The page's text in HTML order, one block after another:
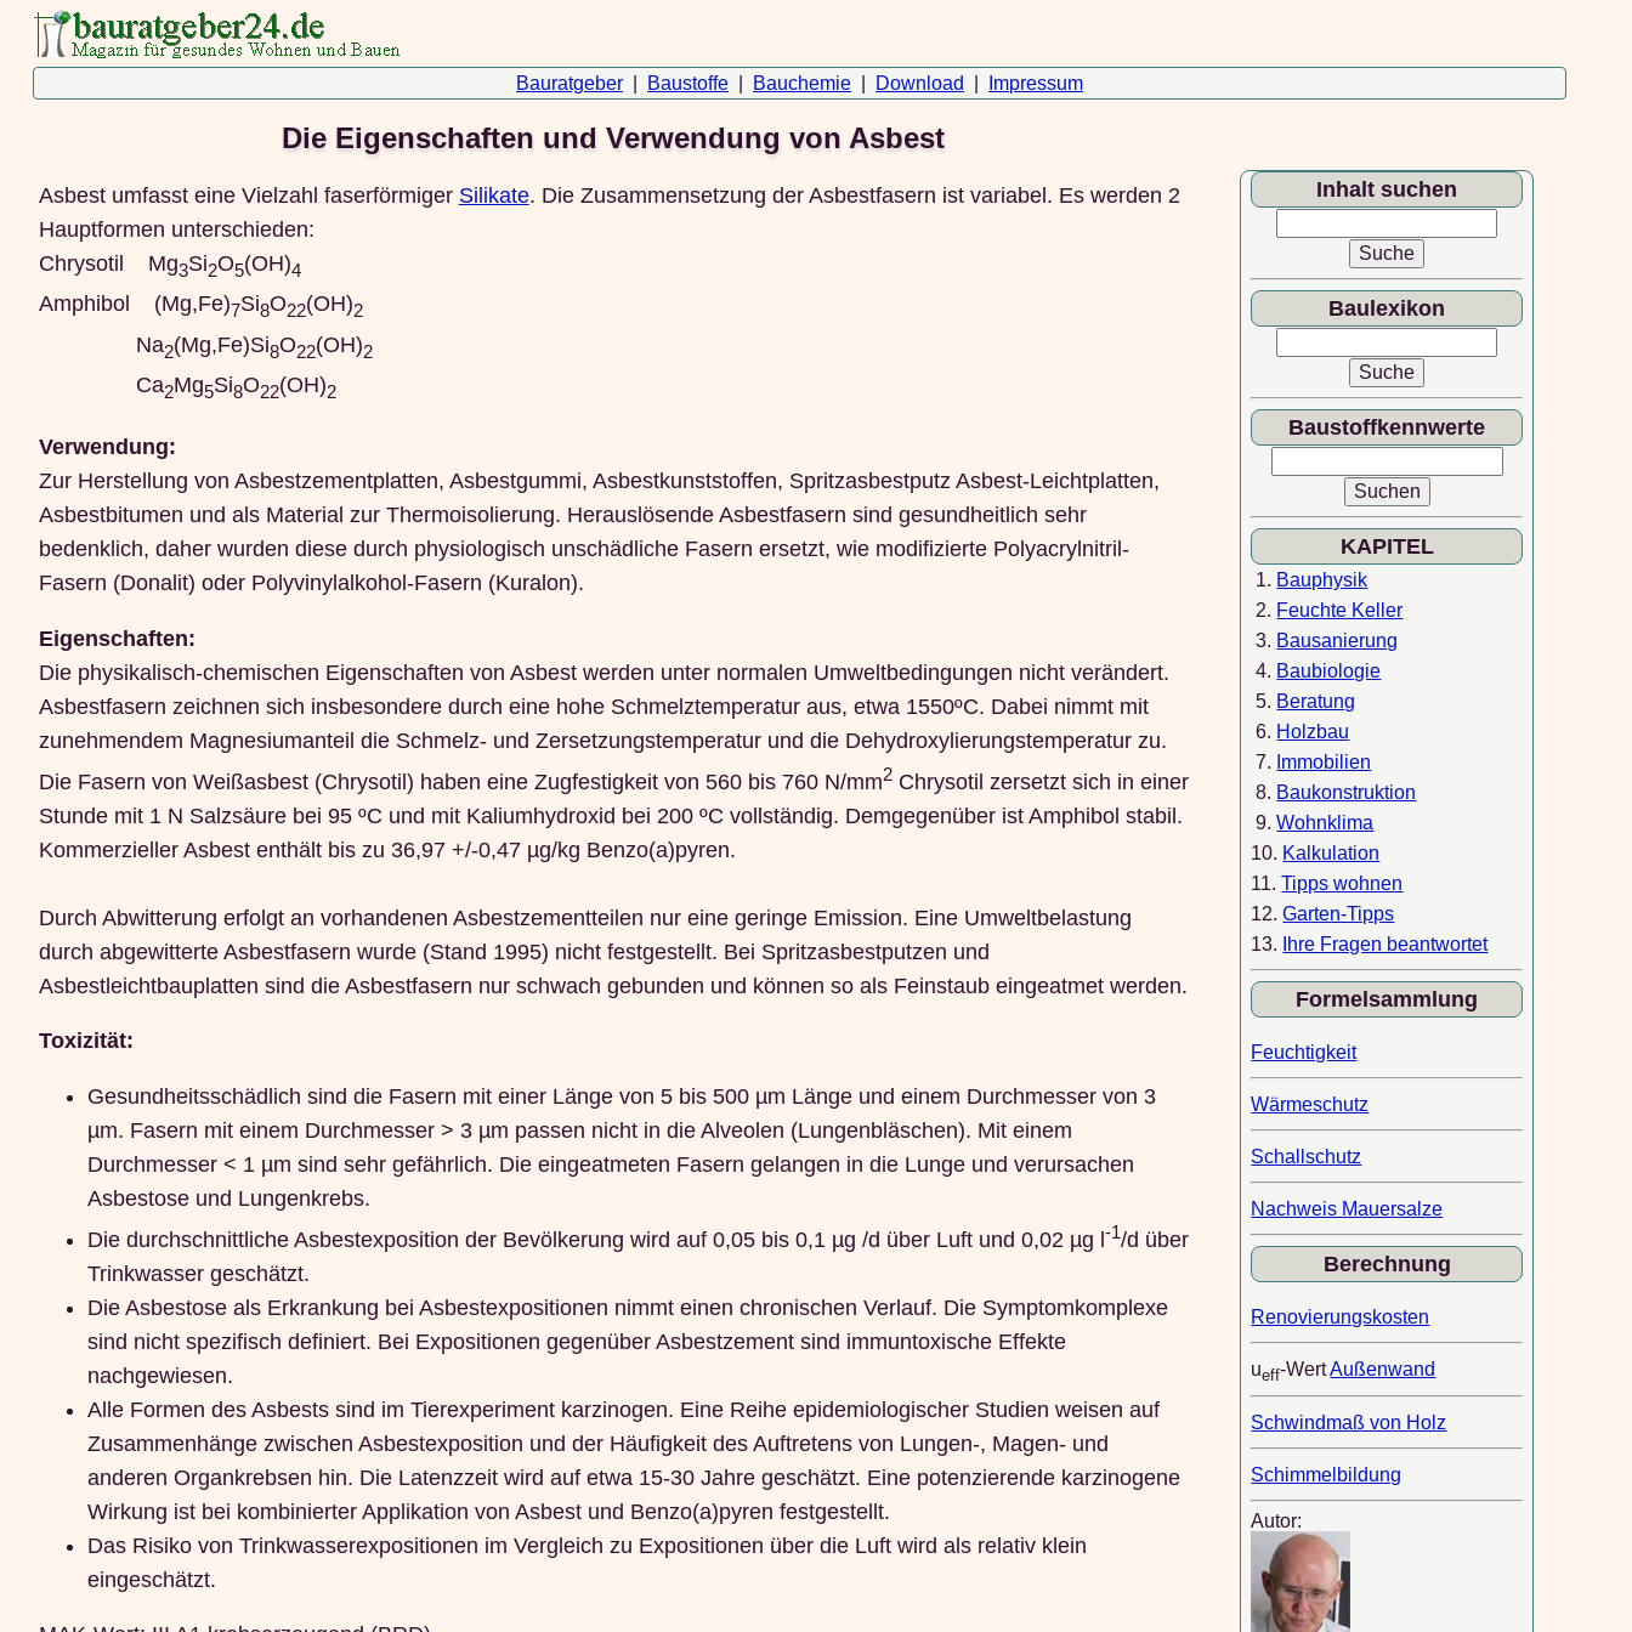
Bauratgeber Baustoffe Bauchemie Download Impressum
Die Eigenschaften und Verwendung von Asbest
Asbest umfasst eine Vielzahl faserförmiger Silikate. Die Zusammensetzung der Asbestfasern ist variabel. Es werden 2
Hauptformen unterschieden:
Chrysotil Mg3Si2O5(OH)4
Amphibol (Mg,Fe)7Si8O22(OH)2
Na2(Mg,Fe)Si8O22(OH)2
Ca2Mg5Si8O22(OH)2
Verwendung:
Zur Herstellung von Asbestzementplatten, Asbestgummi, Asbestkunststoffen, Spritzasbestputz Asbest-Leichtplatten,
Asbestbitumen und als Material zur Thermoisolierung. Herauslösende Asbestfasern sind gesundheitlich sehr
bedenklich, daher wurden diese durch physiologisch unschädliche Fasern ersetzt, wie modifizierte Polyacrylnitril-
Fasern (Donalit) oder Polyvinylalkohol-Fasern (Kuralon).
Eigenschaften:
Die physikalisch-chemischen Eigenschaften von Asbest werden unter normalen Umweltbedingungen nicht verändert.
Asbestfasern zeichnen sich insbesondere durch eine hohe Schmelztemperatur aus, etwa 1550ºC. Dabei nimmt mit
zunehmendem Magnesiumanteil die Schmelz- und Zersetzungstemperatur und die Dehydroxylierungstemperatur zu.
Die Fasern von Weißasbest (Chrysotil) haben eine Zugfestigkeit von 560 bis 760 N/mm2Chrysotil zersetzt sich in einer
Stunde mit 1 N Salzsäure bei 95 ºC und mit Kaliumhydroxid bei 200 ºC vollständig. Demgegenüber ist Amphibol stabil.
Kommerzieller Asbest enthält bis zu 36,97 +/-0,47 µg/kg Benzo(a)pyren.
Durch Abwitterung erfolgt an vorhandenen Asbestzementteilen nur eine geringe Emission. Eine Umweltbelastung
durch abgewitterte Asbestfasern wurde (Stand 1995) nicht festgestellt. Bei Spritzasbestputzen und
Asbestleichtbauplatten sind die Asbestfasern nur schwach gebunden und können so als Feinstaub eingeatmet werden.
Toxizität:
Gesundheitsschädlich sind die Fasern mit einer Länge von 5 bis 500 µm Länge und einem Durchmesser von 3
µm. Fasern mit einem Durchmesser > 3 µm passen nicht in die Alveolen (Lungenbläschen). Mit einem
Durchmesser < 1 µm sind sehr gefährlich. Die eingeatmeten Fasern gelangen in die Lunge und verursachen
Asbestose und Lungenkrebs.
Die durchschnittliche Asbestexposition der Bevölkerung wird auf 0,05 bis 0,1 µg /d über Luft und 0,02 µg l-1/d über
Trinkwasser geschätzt.
Die Asbestose als Erkrankung bei Asbestexpositionen nimmt einen chronischen Verlauf. Die Symptomkomplexe
sind nicht spezifisch definiert. Bei Expositionen gegenüber Asbestzement sind immuntoxische Effekte
nachgewiesen.
Alle Formen des Asbests sind im Tierexperiment karzinogen. Eine Reihe epidemiologischer Studien weisen auf
Zusammenhänge zwischen Asbestexposition und der Häufigkeit des Auftretens von Lungen-, Magen- und
anderen Organkrebsen hin. Die Latenzzeit wird auf etwa 15-30 Jahre geschätzt. Eine potenzierende karzinogene
Wirkung ist bei kombinierter Applikation von Asbest und Benzo(a)pyren festgestellt.
Das Risiko von Trinkwasserexpositionen im Vergleich zu Expositionen über die Luft wird als relativ klein
eingeschätzt.
Inhalt suchen
Baulexikon
Baustoffkennwerte
KAPITEL
1. Bauphysik
2. Feuchte Keller
3. Bausanierung
4. Baubiologie
5. Beratung
6. Holzbau
7. Immobilien
8. Baukonstruktion
9.Wohnklima
10. Kalkulation
11.Tipps wohnen
12.Garten-Tipps
13.
Ihre Fragen beantwortet
Formelsammlung
Feuchtigkeit
Wärmeschutz
Schallschutz
Nachweis Mauersalze
Berechnung
Renovierungskosten
ueff-WertAußenwand
Schwindmaß von Holz
Schimmelbildung
Autor: